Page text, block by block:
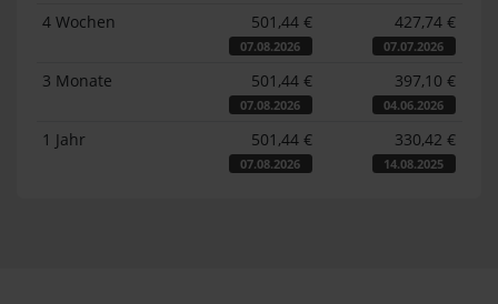
4 Wochen
501,44 €
07.08.2026
427,74 €
07.07.2026
3 Monate 501,44 €
07.08.2026
397,10 €
04.06.2026
1 Jahr 501,44 €
07.08.2026
330,42 €
14.08.2025